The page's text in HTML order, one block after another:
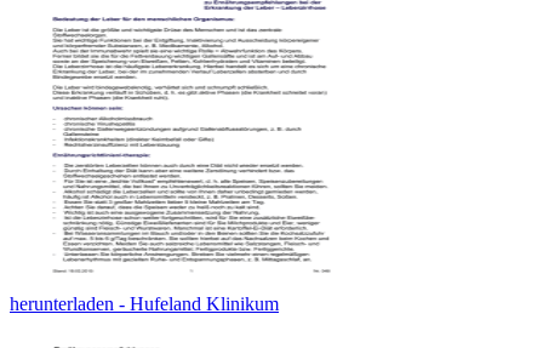
herunterladen - Hufeland Klinikum